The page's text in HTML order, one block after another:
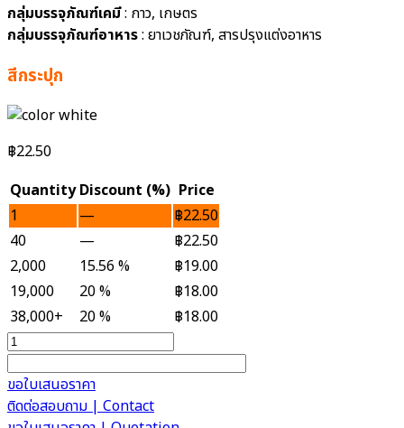
กลุ่มบรรจุภัณฑ์เคมี: กาว, เกษตร
กลุ่มบรรจุภัณฑ์อาหาร: ยาเวชภัณฑ์, สารปรุงแต่งอาหาร
สีกระปุก
฿22.50
Quantity Discount (%) Price
1
— ฿22.50
40
— ฿22.50
2,000
15.56 % ฿19.00
19,000
20 % ฿18.00
38,000+
20 % ฿18.00
กระปุก
1.5
ลิตร
ขอใบเสนอราคา
ติดต่อสอบถาม | Contact